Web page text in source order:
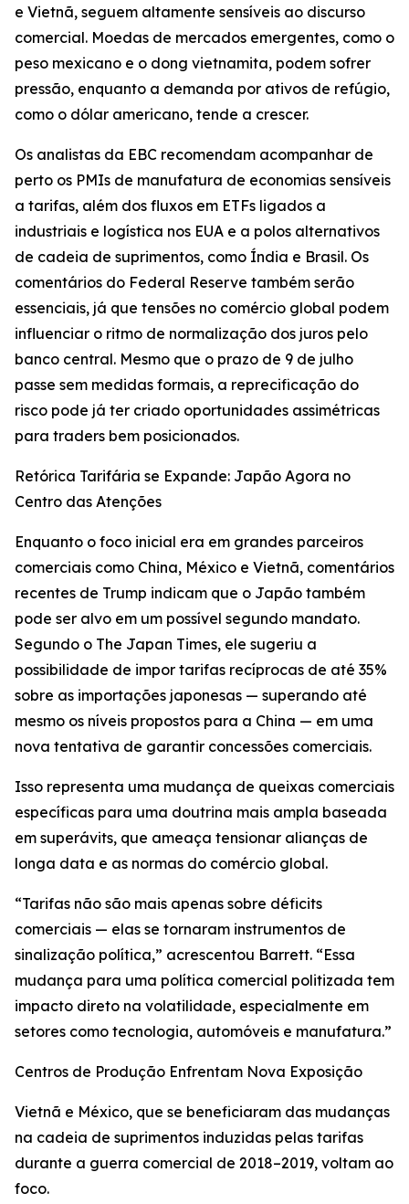
e Vietnã, seguem altamente sensíveis ao discurso
comercial. Moedas de mercados emergentes, como o
peso mexicano e o dong vietnamita, podem sofrer
pressão, enquanto a demanda por ativos de refúgio,
como o dólar americano, tende a crescer.
Os analistas da EBC recomendam acompanhar de
perto os PMIs de manufatura de economias sensíveis
a tarifas, além dos fluxos em ETFs ligados a
industriais e logística nos EUA e a polos alternativos
de cadeia de suprimentos, como Índia e Brasil. Os
comentários do Federal Reserve também serão
essenciais, já que tensões no comércio global podem
influenciar o ritmo de normalização dos juros pelo
banco central. Mesmo que o prazo de 9 de julho
passe sem medidas formais, a reprecificação do
risco pode já ter criado oportunidades assimétricas
para traders bem posicionados.
Retórica Tarifária se Expande: Japão Agora no
Centro das Atenções
Enquanto o foco inicial era em grandes parceiros
comerciais como China, México e Vietnã, comentários
recentes de Trump indicam que o Japão também
pode ser alvo em um possível segundo mandato.
Segundo o The Japan Times, ele sugeriu a
possibilidade de impor tarifas recíprocas de até 35%
sobre as importações japonesas — superando até
mesmo os níveis propostos para a China — em uma
nova tentativa de garantir concessões comerciais.
Isso representa uma mudança de queixas comerciais
específicas para uma doutrina mais ampla baseada
em superávits, que ameaça tensionar alianças de
longa data e as normas do comércio global.
“Tarifas não são mais apenas sobre déficits
comerciais — elas se tornaram instrumentos de
sinalização política,” acrescentou Barrett. “Essa
mudança para uma política comercial politizada tem
impacto direto na volatilidade, especialmente em
setores como tecnologia, automóveis e manufatura.”
Centros de Produção Enfrentam Nova Exposição
Vietnã e México, que se beneficiaram das mudanças
na cadeia de suprimentos induzidas pelas tarifas
durante a guerra comercial de 2018–2019, voltam ao
foco.